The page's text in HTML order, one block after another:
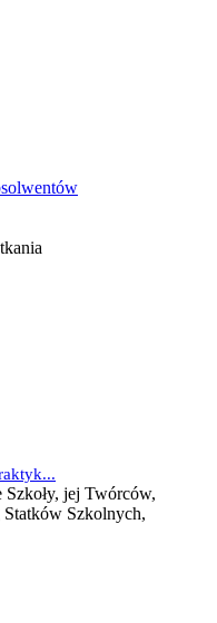
jej Twórców,
Szkolnych,